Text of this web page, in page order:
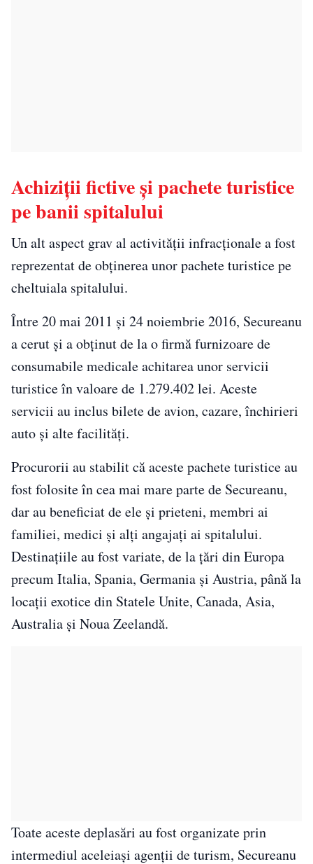
Achiziții fictive și pachete turistice
pe banii spitalului
Un alt aspect grav al activității infracționale a fost
reprezentat de obținerea unor pachete turistice pe
cheltuiala spitalului.
Între 20 mai 2011 și 24 noiembrie 2016, Secureanu
a cerut și a obținut de la o firmă furnizoare de
consumabile medicale achitarea unor servicii
turistice în valoare de 1.279.402 lei. Aceste
servicii au inclus bilete de avion, cazare, închirieri
auto și alte facilități.
Procurorii au stabilit că aceste pachete turistice au
fost folosite în cea mai mare parte de Secureanu,
dar au beneficiat de ele și prieteni, membri ai
familiei, medici și alți angajați ai spitalului.
Destinațiile au fost variate, de la țări din Europa
precum Italia, Spania, Germania și Austria, până la
locații exotice din Statele Unite, Canada, Asia,
Australia și Noua Zeelandă.
Toate aceste deplasări au fost organizate prin
intermediul aceleiași agenții de turism, Secureanu